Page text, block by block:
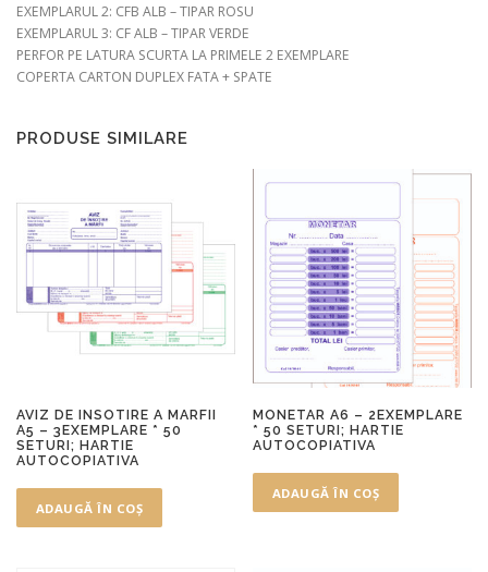
EXEMPLARUL 2: CFB ALB – TIPAR ROSU
EXEMPLARUL 3: CF ALB – TIPAR VERDE
PERFOR PE LATURA SCURTA LA PRIMELE 2 EXEMPLARE
COPERTA CARTON DUPLEX FATA + SPATE
PRODUSE SIMILARE
AVIZ DE INSOTIRE A MARFII
A5 – 3EXEMPLARE * 50
SETURI; HARTIE
AUTOCOPIATIVA
ADAUGĂ ÎN COȘ
MONETAR A6 – 2EXEMPLARE
* 50 SETURI; HARTIE
AUTOCOPIATIVA
ADAUGĂ ÎN COȘ